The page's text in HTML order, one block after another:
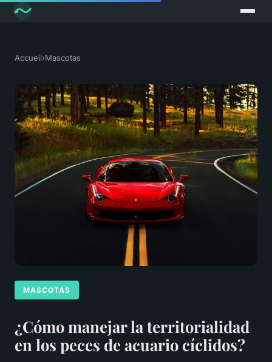
Accueil›Mascotas
MASCOTAS
¿Cómo manejar la territorialidad
en los peces de acuario cíclidos?